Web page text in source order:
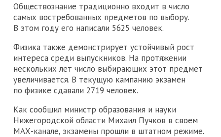
Обществознание традиционно входит в число
самых востребованных предметов по выбору.
В этом году его написали 5625 человек.
Физика также демонстрирует устойчивый рост
интереса среди выпускников. На протяжении
нескольких лет число выбирающих этот предмет
увеличивается. В текущую кампанию экзамен
по физике сдавали 2719 человек.
Как сообщил министр образования и науки
Нижегородской области Михаил Пучков в своем
МАХ-канале, экзамены прошли в штатном режиме.